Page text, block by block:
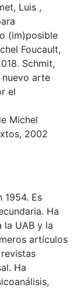
Luis ,
(im)posible
Foucault,
Schmit,
nuevo arte
el
Michel
2002
1954. Es
Ha
UAB y la
artículos
Ha